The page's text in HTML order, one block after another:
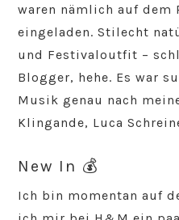
waren nämlich auf dem
eingeladen. Stilecht
und Festivaloutfit –
Blogger, hehe. Es war
Musik genau nach
Klingande, Luca
New In 💰
Ich bin momentan auf